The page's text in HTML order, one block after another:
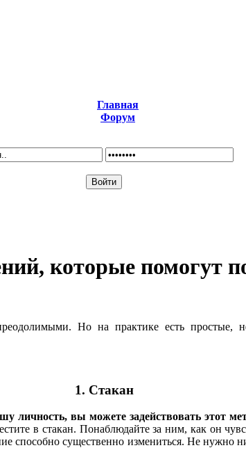
Главная
Форум
которые помогут
Но на практике есть простые,
1. Стакан
вы можете задействовать этот
в стакан. Понаблюдайте за ним, как он
существенно измениться. Не нужно